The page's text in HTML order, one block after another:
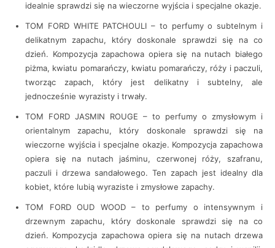
idealnie sprawdzi się na wieczorne wyjścia i specjalne okazje.
TOM FORD WHITE PATCHOULI – to perfumy o subtelnym i
delikatnym zapachu, który doskonale sprawdzi się na co
dzień. Kompozycja zapachowa opiera się na nutach białego
piżma, kwiatu pomarańczy, kwiatu pomarańczy, róży i paczuli,
tworząc zapach, który jest delikatny i subtelny, ale
jednocześnie wyrazisty i trwały.
TOM FORD JASMIN ROUGE – to perfumy o zmysłowym i
orientalnym zapachu, który doskonale sprawdzi się na
wieczorne wyjścia i specjalne okazje. Kompozycja zapachowa
opiera się na nutach jaśminu, czerwonej róży, szafranu,
paczuli i drzewa sandałowego. Ten zapach jest idealny dla
kobiet, które lubią wyraziste i zmysłowe zapachy.
TOM FORD OUD WOOD – to perfumy o intensywnym i
drzewnym zapachu, który doskonale sprawdzi się na co
dzień. Kompozycja zapachowa opiera się na nutach drzewa